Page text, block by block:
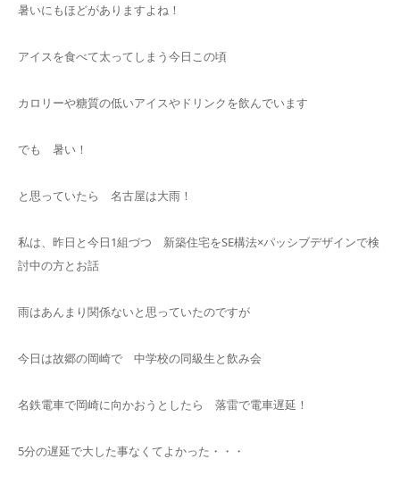
暑いにもほどがありますよね！
アイスを食べて太ってしまう今日この頃
カロリーや糖質の低いアイスやドリンクを飲んでいます
でも 暑い！
と思っていたら 名古屋は大雨！
私は、昨日と今日1組づつ 新築住宅をSE構法×パッシブデザインで検
討中の方とお話
雨はあんまり関係ないと思っていたのですが
今日は故郷の岡崎で 中学校の同級生と飲み会
名鉄電車で岡崎に向かおうとしたら 落雷で電車遅延！
5分の遅延で大した事なくてよかった・・・